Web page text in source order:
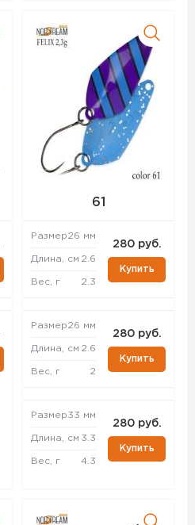
61
Размер26 мм
Длина, см 2.6
Вес, г 2.3
280 руб.
Купить
Размер26 мм
Длина, см 2.6
Вес, г 2
280 руб.
Купить
Размер33 мм
Длина, см 3.3
Вес, г 4.3
280 руб.
Купить